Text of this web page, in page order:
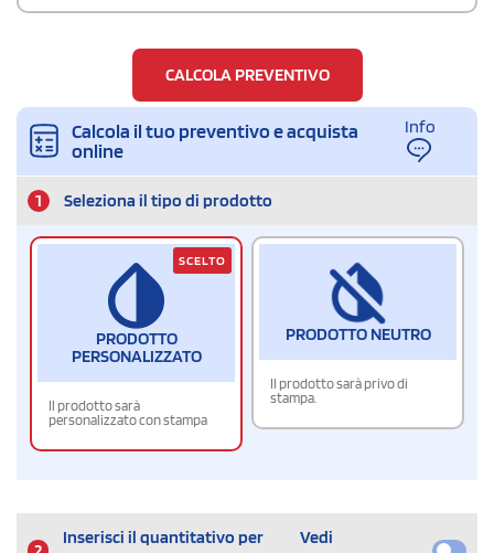
CALCOLA PREVENTIVO
Calcola il tuo preventivo e acquista
online
Info
1 Seleziona il tipo di prodotto
PRODOTTO
PERSONALIZZATO
Il prodotto sarà
personalizzato con stampa
SCELTO
PRODOTTO NEUTRO
Il prodotto sarà privo di
stampa.
Inserisci il quantitativo per
Vedi